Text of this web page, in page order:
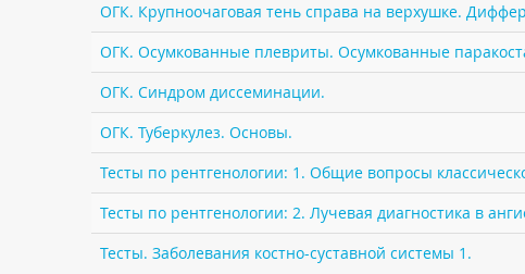
ОГК. Крупноочаговая тень справа на верхушке.
ОГК. Осумкованные плевриты. Осумкованные
ОГК. Синдром диссеминации.
ОГК. Туберкулез. Основы.
Тесты по рентгенологии: 1. Общие вопросы
Тесты по рентгенологии: 2. Лучевая диагностика в
Тесты. Заболевания костно-суставной системы 1.